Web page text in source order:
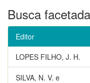
Busca facetada
Editor
LOPES FILHO, J. H.
SILVA, N. V. e